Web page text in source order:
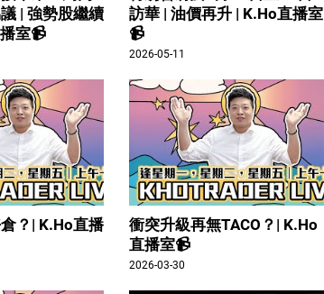
| 強勢股繼續
室📹
訪華 | 油價再升 | K.Ho直播室
📹
2026-05-11
？| K.Ho直播
衝突升級再無TACO？| K.Ho
直播室📹
2026-03-30